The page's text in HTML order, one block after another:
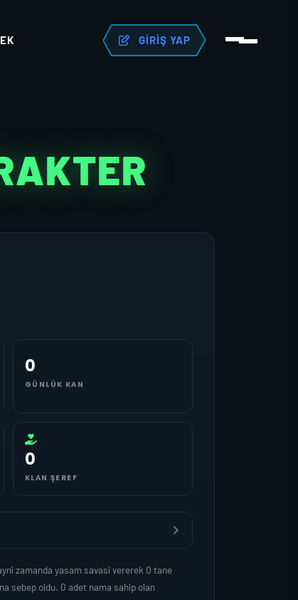
GIRIŞ YAP
0
GÜNLÜK KAN
0
KLAN ŞEREF
zamanda yasam savasi vererek 0 tane
sebep oldu. 0 adet nama sahip olan